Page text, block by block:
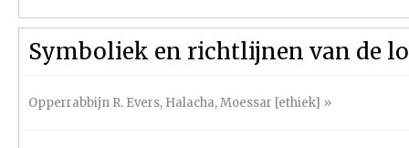
Symboliek en richtlijnen van de
Opperrabbijn R. Evers, Halacha,Moessar [ethiek] »